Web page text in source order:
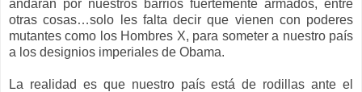
andarán por nuestros barrios fuertemente armados, entre
otras cosas…solo les falta decir que vienen con poderes
mutantes como los Hombres X, para someter a nuestro país
a los designios imperiales de Obama.
La realidad es que nuestro país está de rodillas ante el